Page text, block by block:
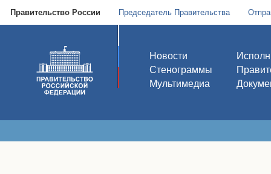
Правительство России Председатель Правительства
Новости
Стенограммы
Мультимедиа